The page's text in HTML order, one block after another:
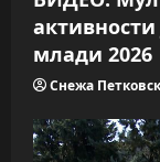
n
млади 2026
Снежа